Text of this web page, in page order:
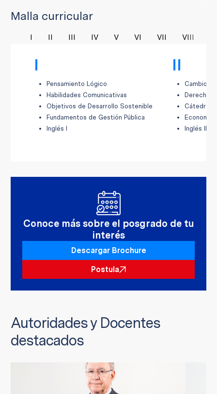
Malla curricular
I II III IV V VI VII VIII
I
Pensamiento Lógico
Habilidades Comunicativas
Objetivos de Desarrollo Sostenible
Fundamentos de Gestión Pública
Inglés I
II
Cambio
Derecho
Cátedra
Economía
Inglés II
Conoce más sobre el posgrado de tu
interés
Descargar Brochure
Postula
Autoridades y Docentes
destacados